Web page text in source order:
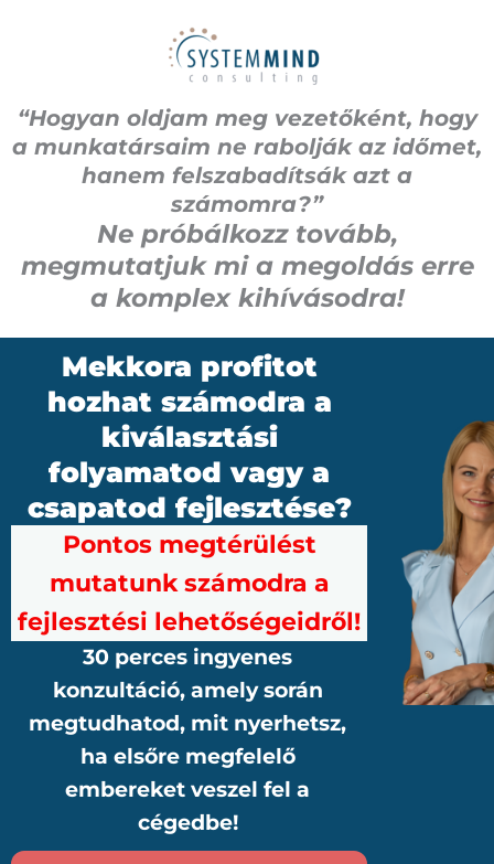
“Hogyan oldjam meg vezetőként, hogy
a munkatársaim ne rabolják az időmet,
hanem felszabadítsák azt a
számomra?”
Ne próbálkozz tovább,
megmutatjuk mi a megoldás erre
a komplex kihívásodra!
Mekkora profitot
hozhat számodra a
kiválasztási
folyamatod vagy a
csapatod fejlesztése?
Pontos megtérülést
mutatunk számodra a
fejlesztési lehetőségeidről!
30 perces ingyenes
konzultáció, amely során
megtudhatod, mit nyerhetsz,
ha elsőre megfelelő
embereket veszel fel a
cégedbe!